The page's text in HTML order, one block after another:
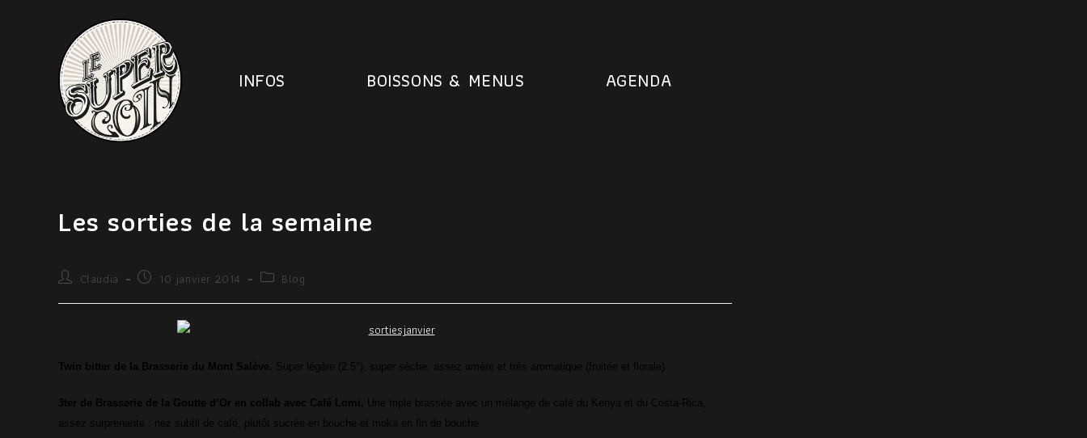
INFOS BOISSONS & MENUS AGENDA
Les sorties de la semaine
Claudia 10 janvier 2014 Blog
Twin bitter de la Brasserie du Mont Salève. Super légère (2.5°), super sèche, assez amère et très aromatique (fruitée et florale)
3ter de Brasserie de la Goutte d’Or en collab avec Café Lomi. Une triple brassée avec un mélange de café du Kenya et du Costa-Rica,
assez surprenante : nez subtil de café, plutôt sucrée en bouche et moka en fin de bouche.